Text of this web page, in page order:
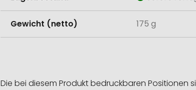
Gewicht (netto) 175 g
Die bei diesem Produkt bedruckbaren Positionen